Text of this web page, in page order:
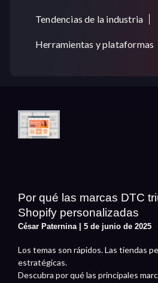
Tendencias de la industria
Herramientas y plataformas
Por qué las marcas DTC
Shopify personalizadas
César Paternina 5 de junio de 2025
Los temas son rápidos. Las tiendas
estratégicas.
Descubra por qué las principales